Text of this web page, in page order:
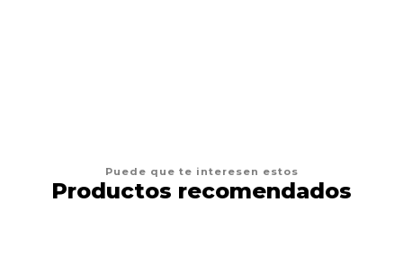
Puede que te interesen estos
Productos recomendados